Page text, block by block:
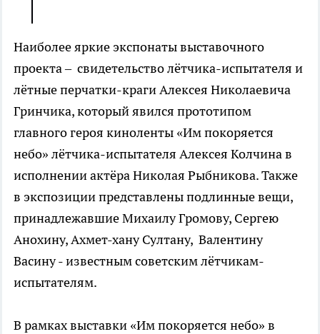
Наиболее яркие экспонаты выставочного
проекта – свидетельство лётчика-испытателя и
лётные перчатки-краги Алексея Николаевича
Гринчика, который явился прототипом
главного героя киноленты «Им покоряется
небо» лётчика-испытателя Алексея Колчина в
исполнении актёра Николая Рыбникова. Также
в экспозиции представлены подлинные вещи,
принадлежавшие Михаилу Громову, Сергею
Анохину, Ахмет-хану Султану, Валентину
Васину - известным советским лётчикам-
испытателям.
В рамках выставки «Им покоряется небо» в